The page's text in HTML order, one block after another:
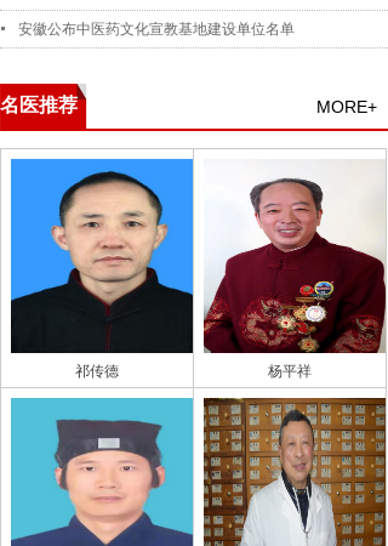
安徽公布中医药文化宣教基地建设单位名单
名医推荐 MORE+
祁传德 杨平祥